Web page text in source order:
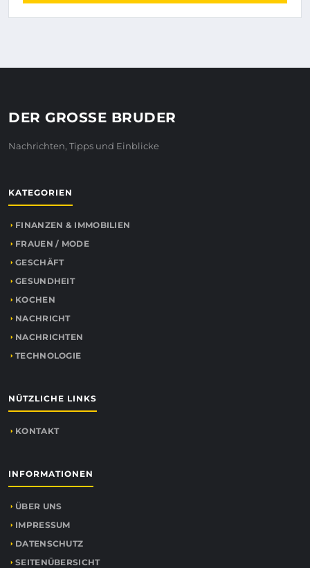
DER GROSSE BRUDER
Nachrichten, Tipps und Einblicke
KATEGORIEN
FINANZEN & IMMOBILIEN
FRAUEN / MODE
GESCHÄFT
GESUNDHEIT
KOCHEN
NACHRICHT
NACHRICHTEN
TECHNOLOGIE
NÜTZLICHE LINKS
KONTAKT
INFORMATIONEN
ÜBER UNS
IMPRESSUM
DATENSCHUTZ
SEITENÜBERSICHT